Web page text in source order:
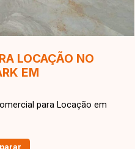
LOCAÇÃO NO
EM
para Locação em